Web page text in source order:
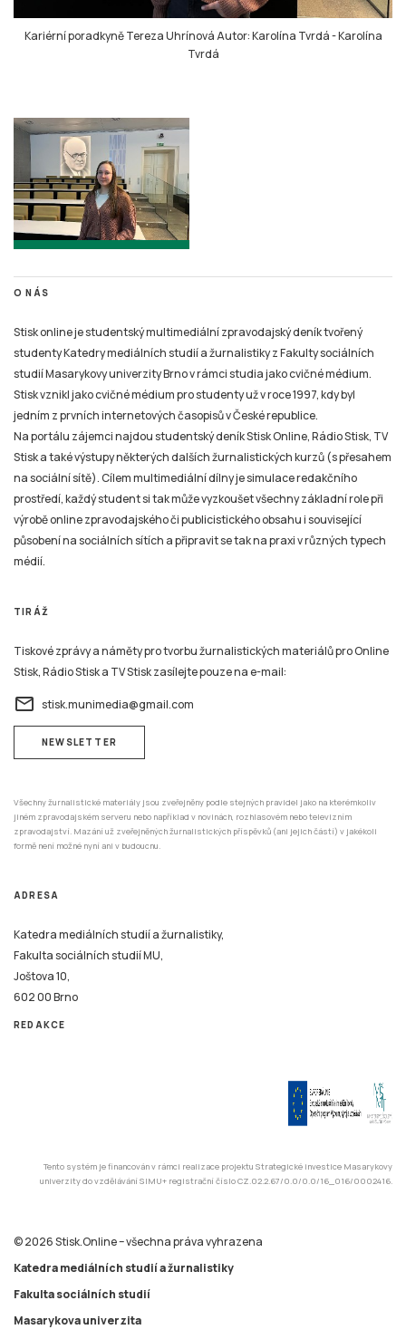
Kariérní poradkyně Tereza Uhrínová Autor: Karolína Tvrdá-Karolína
Tvrdá
O NÁS
Stisk online je studentský multimediální zpravodajský deník tvořený
studenty Katedry mediálních studií a žurnalistiky z Fakulty sociálních
studií Masarykovy univerzity Brno v rámci studia jako cvičné médium.
Stisk vznikl jako cvičné médium pro studenty už v roce 1997, kdy byl
jedním z prvních internetových časopisů v České republice.
Na portálu zájemci najdou studentský deník Stisk Online, Rádio Stisk, TV
Stisk a také výstupy některých dalších žurnalistických kurzů (s přesahem
na sociální sítě). Cílem multimediální dílny je simulace redakčního
prostředí, každý student si tak může vyzkoušet všechny základní role při
výrobě online zpravodajského či publicistického obsahu i související
působení na sociálních sítích a připravit se tak na praxi v různých typech
médií.
TIRÁŽ
Tiskové zprávy a náměty pro tvorbu žurnalistických materiálů pro Online
Stisk, Rádio Stisk a TV Stisk zasílejte pouze na e-mail:
email stisk.munimedia@gmail.com
NEWSLETTER
Všechny žurnalistické materiály jsou zveřejněny podle stejných pravidel jako na kterémkoliv
jiném zpravodajském serveru nebo například v novinách, rozhlasovém nebo televizním
zpravodajství. Mazání už zveřejněných žurnalistických příspěvků (ani jejich částí) v jakékoli
formě není možné nyní ani v budoucnu.
ADRESA
Katedra mediálních studií a žurnalistiky,
Fakulta sociálních studií MU,
Joštova 10,
602 00 Brno
REDAKCE
Tento systém je financován v rámci realizace projektu Strategické investice Masarykovy
univerzity do vzdělávání SIMU+ registrační číslo CZ.02.2.67/0.0/0.0/16_016/0002416.
© 2026 Stisk.Online – všechna práva vyhrazena
Katedra mediálních studií a žurnalistiky
Fakulta sociálních studií
Masarykova univerzita